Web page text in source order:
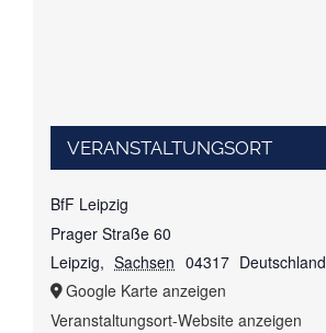
VERANSTALTUNGSORT
BfF Leipzig
Prager Straße 60
Leipzig, Sachsen 04317 Deutschland
Google Karte anzeigen
Veranstaltungsort-Website anzeigen